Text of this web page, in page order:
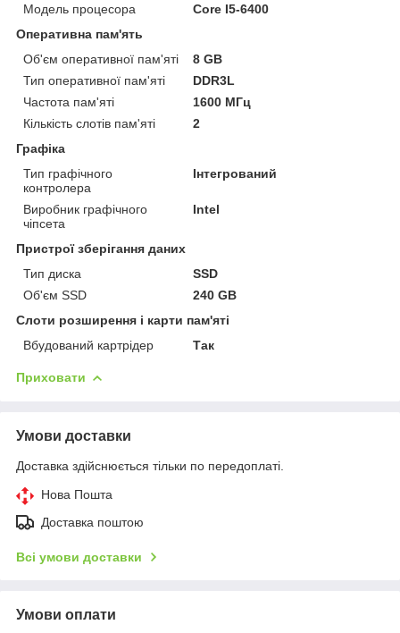
Модель процесора
Core I5-6400
Оперативна пам'ять
Об'єм оперативної пам'яті
8 GB
Тип оперативної пам'яті
DDR3L
Частота пам'яті
1600 МГц
Кількість слотів пам'яті
2
Графіка
Тип графічного
контролера
Інтегрований
Виробник графічного
чіпсета
Intel
Пристрої зберігання даних
Тип диска
SSD
Об'єм SSD
240 GB
Слоти розширення і карти пам'яті
Вбудований картрідер
Так
Приховати
Умови доставки
Доставка здійснюється тільки по передоплаті.
Нова Пошта
Доставка поштою
Всі умови доставки
Умови оплати